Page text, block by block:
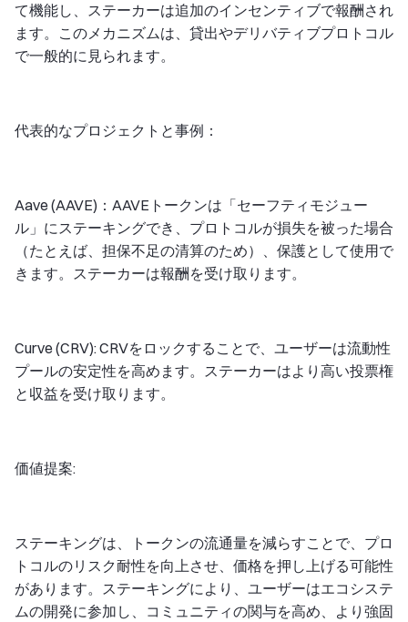
て機能し、ステーカーは追加のインセンティブで報酬され
ます。このメカニズムは、貸出やデリバティブプロトコル
で一般的に見られます。
代表的なプロジェクトと事例：
Aave (AAVE)：AAVEトークンは「セーフティモジュー
ル」にステーキングでき、プロトコルが損失を被った場合
（たとえば、担保不足の清算のため）、保護として使用で
きます。ステーカーは報酬を受け取ります。
Curve (CRV): CRVをロックすることで、ユーザーは流動性
プールの安定性を高めます。ステーカーはより高い投票権
と収益を受け取ります。
価値提案:
ステーキングは、トークンの流通量を減らすことで、プロ
トコルのリスク耐性を向上させ、価格を押し上げる可能性
があります。ステーキングにより、ユーザーはエコシステ
ムの開発に参加し、コミュニティの関与を高め、より強固